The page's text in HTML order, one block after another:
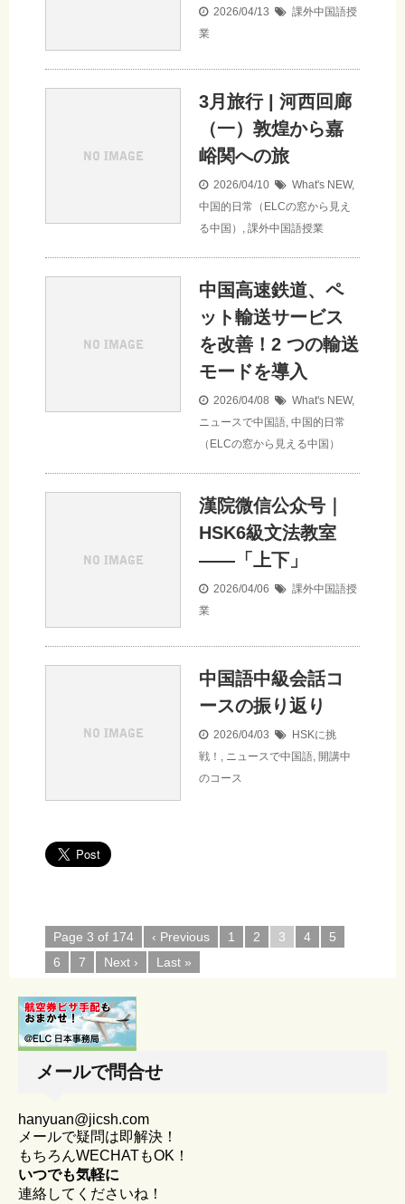
2026/04/13
課外中国語授
業
3月旅行 | 河西回廊
（一）敦煌から嘉
峪関への旅
2026/04/10 What's NEW,
中国的日常（ELCの窓から見え
る中国） , 課外中国語授業
中国高速鉄道、ペ
ット輸送サービス
を改善！2 つの輸送
モードを導入
2026/04/08 What's NEW,
ニュースで中国語, 中国的日常
（ELCの窓から見える中国）
漢院微信公众号｜
HSK6級文法教室
——「上下」
2026/04/06
課外中国語授
業
中国語中級会話コ
ースの振り返り
2026/04/03
HSKに挑
戦！ , ニュースで中国語, 開講中
のコース
Page 3 of 174 ‹ Previous 1 2 3 4
5
6
7 Next › Last »
メールで問合せ
hanyuan@jicsh.com
メールで疑問は即解決！
もちろんWECHATもOK！
いつでも気軽に
連絡してくださいね！